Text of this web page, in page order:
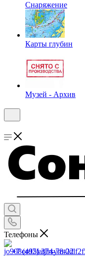
Снаряжение
Карты глубин
Музей - Архив
Телефоны
+7 (495) 374-78-22